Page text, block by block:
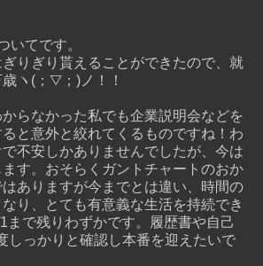
いてです。
りぎり貰えることができたので、就
ヽ(；▽；)ノ！！
らなかった私でも企業説明会などを
と意外と絞れてくるものですね！わ
不安しかありませんでしたが、今は
す。おそらくガントチャートのおか
ありますが今までとは違い、時間の
り、とても有意義な生活を持続でき
まで残りわずかです。履歴書や自己
しっかりと確認し本番を迎えたいで